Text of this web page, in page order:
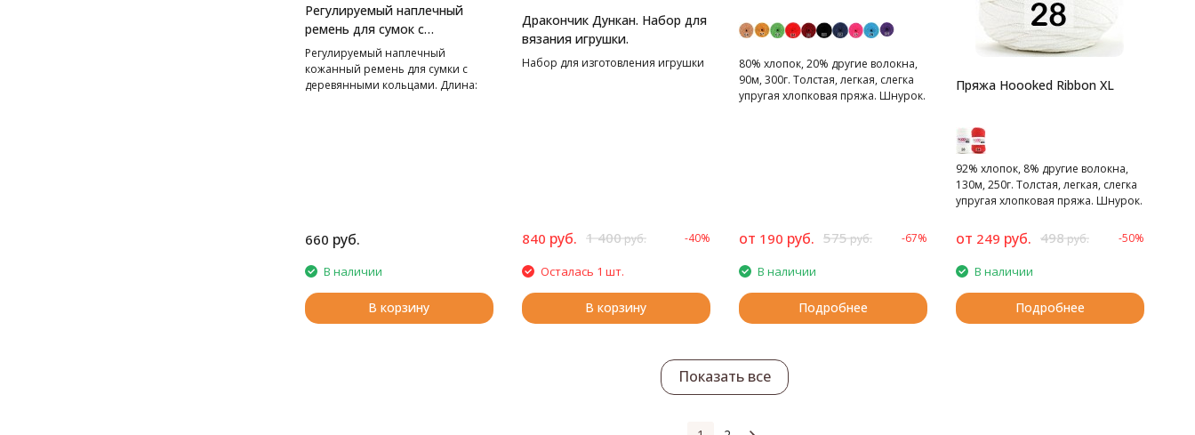
Регулируемый наплечный
ремень для сумок с
металлическими кольцами
Hoooked
Регулируемый наплечный
кожанный ремень для сумки с
деревянными кольцами. Длина:
660 руб.
В наличии
В корзину
Дракончик Дункан. Набор для
вязания игрушки.
Набор для изготовления игрушки
840 руб. 1 400руб. -40%
Осталась 1 шт.
В корзину
80% хлопок, 20% другие волокна,
90м, 300г. Толстая, легкая, слегка
упругая хлопковая пряжа. Шнурок.
от 190 руб. 575руб. -67%
В наличии
Подробнее
Пряжа Hoooked Ribbon XL
92% хлопок, 8% другие волокна,
130м, 250г. Толстая, легкая, слегка
упругая хлопковая пряжа. Шнурок.
от 249 руб. 498руб. -50%
В наличии
Подробнее
Показать все